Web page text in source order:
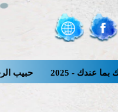
- 2025 حبيب الرب - 2025